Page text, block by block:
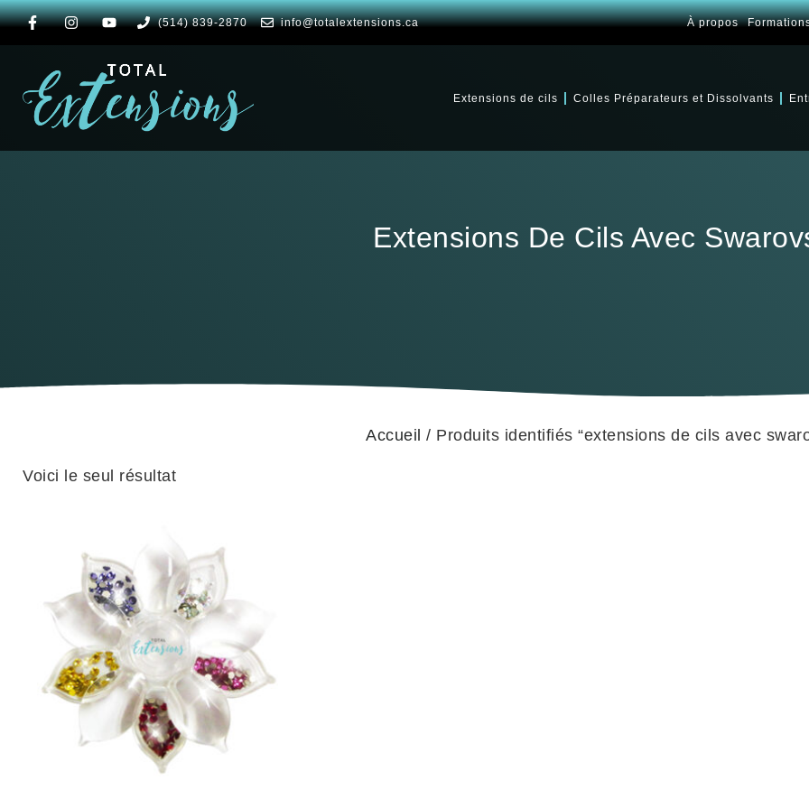
(514) 839-2870 info@totalextensions.ca À propos
Extensions de cils Colles Préparateurs et Dissolvants
Extensions De Cils Avec
Accueil / Produits identifiés “extensions de cils avec
Voici le seul résultat